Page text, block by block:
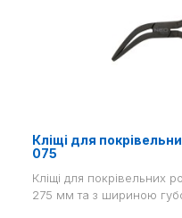
Кліщі для
075
Кліщі для покрівельних
275 мм та з шириною